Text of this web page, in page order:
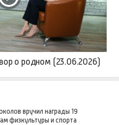
о родном (23.06.2026)
вручил награды 19
физкультуры и спорта